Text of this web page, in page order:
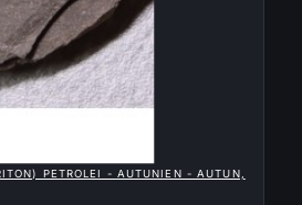
PETROLEI - AUTUNIEN - AUTUN,